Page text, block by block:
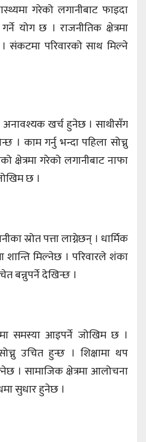
गरेको लगानीबाट फाइदा
योग छ । राजनीतिक क्षेत्रमा
संकटमा परिवारको साथ मिल्ने
अनावश्यक खर्च हुनेछ । साथीसँग
। काम गर्नु भन्दा पहिला सोच्नु
गरेको लगानीबाट नाफा
छ ।
स्रोत पत्ता लाग्नेछन् । धार्मिक
शान्ति मिल्नेछ । परिवारले शंका
बन्नुपर्ने देखिन्छ ।
समस्या आइपर्ने जोखिम छ ।
उचित हुन्छ । शिक्षामा थप
। सामाजिक क्षेत्रमा आलोचना
सुधार हुनेछ ।